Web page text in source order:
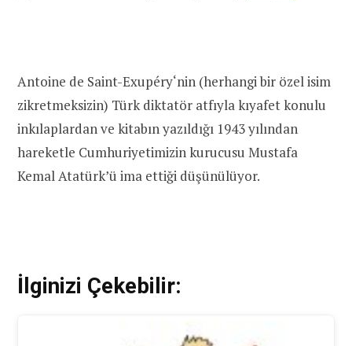
Antoine de Saint-Exupéry‘nin (herhangi bir özel isim
zikretmeksizin) Türk diktatör atfıyla kıyafet konulu
inkılaplardan ve kitabın yazıldığı 1943 yılından
hareketle Cumhuriyetimizin kurucusu Mustafa
Kemal Atatürk’ü ima ettiği düşünülüyor.
İlginizi Çekebilir: